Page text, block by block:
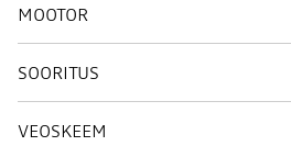
MOOTOR
SOORITUS
VEOSKEEM